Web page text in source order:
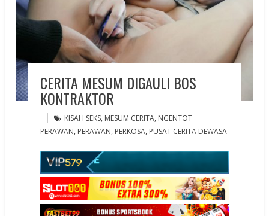
CERITA MESUM DIGAULI BOS
KONTRAKTOR
KISAH SEKS, MESUM CERITA, NGENTOT
PERAWAN, PERAWAN, PERKOSA, PUSAT CERITA DEWASA